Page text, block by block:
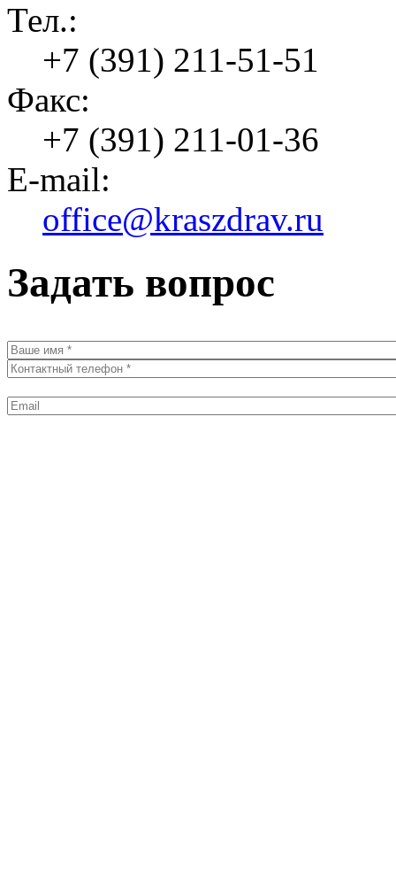
Тел.:
+7 (391) 211-51-51
Факс:
+7 (391) 211-01-36
E-mail:
office@kraszdrav.ru
Задать вопрос